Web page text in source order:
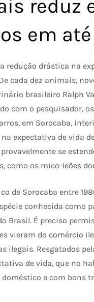
reduz
em
redução drástica na
cada dez animais,
brasileiro Ralph
com o pesquisador,
em Sorocaba,
expectativa de vida
se
como os mico-leões
de Sorocaba entre
conhecida como
Brasil. É preciso
vieram do comércio
ilegais. Resgatados
de vida, que no
e com bons